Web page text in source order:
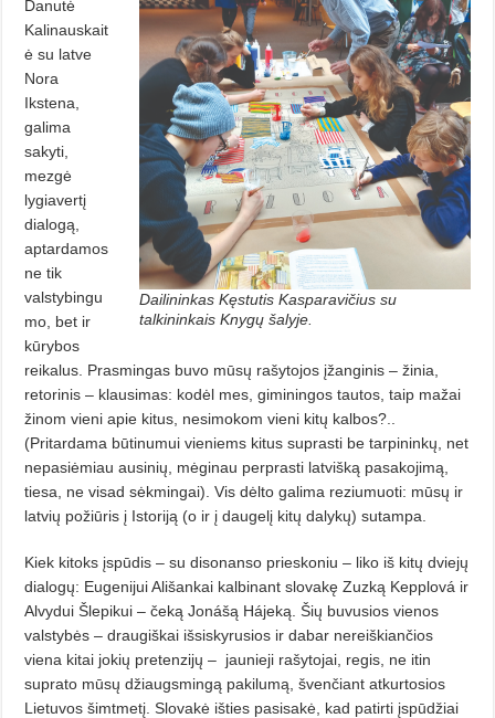
Dailininkas Kęstutis Kasparavičius su
talkininkais Knygų šalyje.
Danutė
Kalinauskait
ė su latve
Nora
Ikstena,
galima
sakyti,
mezgė
lygiavertį
dialogą,
aptardamos
ne tik
valstybingu
mo, bet ir
kūrybos
reikalus. Prasmingas buvo mūsų rašytojos įžanginis – žinia,
retorinis – klausimas: kodėl mes, giminingos tautos, taip mažai
žinom vieni apie kitus, nesimokom vieni kitų kalbos?..
(Pritardama būtinumui vieniems kitus suprasti be tarpininkų, net
nepasiėmiau ausinių, mėginau perprasti latvišką pasakojimą,
tiesa, ne visad sėkmingai). Vis dėlto galima reziumuoti: mūsų ir
latvių požiūris į Istoriją (o ir į daugelį kitų dalykų) sutampa.
Kiek kitoks įspūdis – su disonanso prieskoniu – liko iš kitų dviejų
dialo­gų: Eugenijui Ališankai kalbinant slovakę Zuzką Kepplová ir
Alvydui Šlepikui – čeką Jonášą Hájeką. Šių buvusios vienos
valstybės – draugiškai išsiskyrusios ir dabar nereiškiančios
viena kitai jokių pretenzijų – jaunieji rašytojai, regis, ne itin
suprato mūsų džiaugsmingą pakilumą, švenčiant atkurtosios
Lietuvos šimtmetį. Slovakė išties pasisakė, kad patirti įspūdžiai